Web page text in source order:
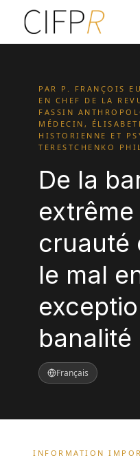
PAR P. FRANÇOIS
EN CHEF DE LA
FASSIN
MÉDECIN,
HISTORIENNE ET
TERESTCHENKO
De la
extrême
cruauté
le mal
banalité
Français
INFORMATION